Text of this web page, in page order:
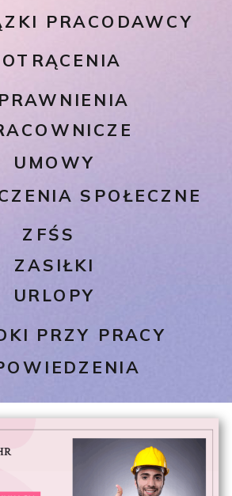
PRACODAWCY
UMOWY
SPOŁECZNE
URLOPY
PRZY PRACY
ZASIŁKI
ZFŚS